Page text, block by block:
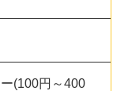
(100円～400